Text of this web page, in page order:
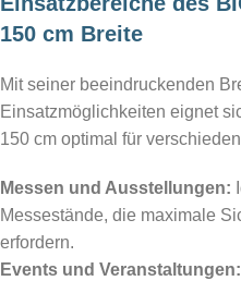
150 cm Breite
Mit seiner beeindruckenden
Einsatzmöglichkeiten eignet
150 cm optimal für
Messen und Ausstellungen:
Messestände, die maximale
erfordern.
Events und Veranstaltungen: